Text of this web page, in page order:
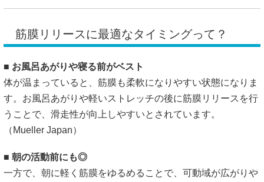
筋膜リリースに最適なタイミングって？
■ お風呂あがりや寝る前がベスト
体が温まっていると、筋膜も柔軟になりやすい状態になりま
す。お風呂あがりや軽いストレッチの後に筋膜リリースを行
うことで、滑走性が向上しやすいとされています。
（ Mueller Japan）
■ 朝の活動前にも◎
一方で、朝に軽く筋膜をゆるめることで、可動域が広がりや